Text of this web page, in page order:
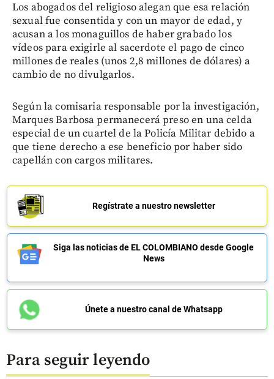
Los abogados del religioso alegan que esa relación
sexual fue consentida y con un mayor de edad, y
acusan a los monaguillos de haber grabado los
vídeos para exigirle al sacerdote el pago de cinco
millones de reales (unos 2,8 millones de dólares) a
cambio de no divulgarlos.
Según la comisaria responsable por la investigación,
Marques Barbosa permanecerá preso en una celda
especial de un cuartel de la Policía Militar debido a
que tiene derecho a ese beneficio por haber sido
capellán con cargos militares.
Regístrate a nuestro newsletter
Siga las noticias de EL COLOMBIANO desde Google
News
Únete a nuestro canal de Whatsapp
Para seguir leyendo